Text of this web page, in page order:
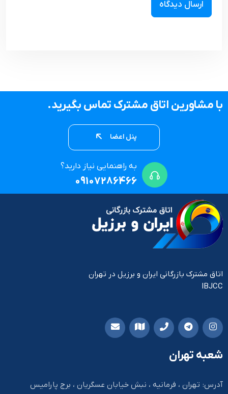
با مشاورین اتاق مشترک تماس بگیرید.
پنل اعضا
به راهنمایی نیاز دارید؟
09107286466
اتاق مشترک بازرگانی ایران و برزیل در تهران
IBJCC
شعبه تهران
آدرس: تهران ، فرمانیه ، نبش خیابان عسگریان ، برج پارامیس